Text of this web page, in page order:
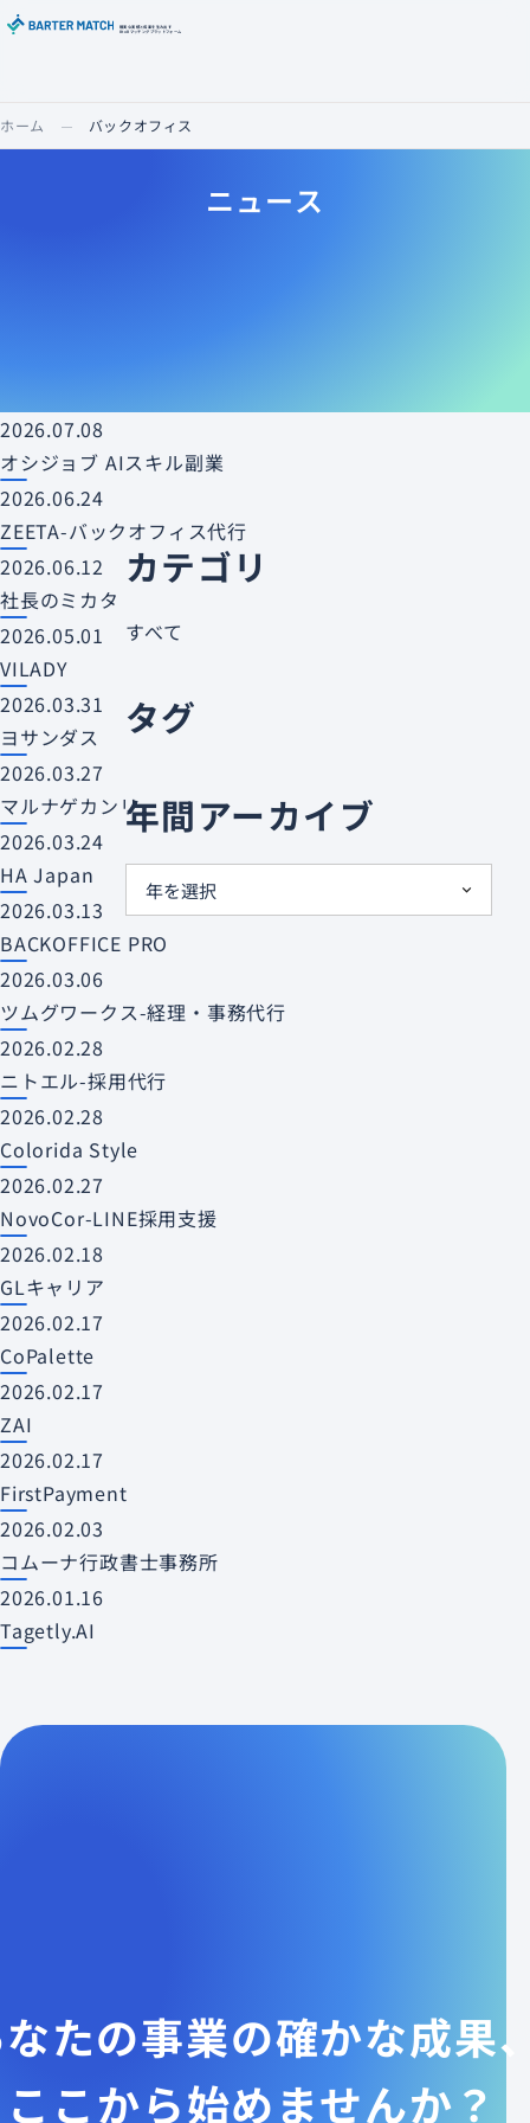
確実な実績と成果を生み出す
BtoBマッチングプラットフォーム
ホーム バックオフィス
ニュース
2026.07.08
オシジョブ AIスキル副業
2026.06.24
ZEETA-バックオフィス代行
2026.06.12
社長のミカタ
2026.05.01
VILADY
2026.03.31
ヨサンダス
2026.03.27
マルナゲカンリ
2026.03.24
HA Japan
2026.03.13
BACKOFFICE PRO
2026.03.06
ツムグワークス-経理・事務代行
2026.02.28
ニトエル-採用代行
2026.02.28
Colorida Style
2026.02.27
NovoCor-LINE採用支援
2026.02.18
GLキャリア
2026.02.17
CoPalette
2026.02.17
ZAI
2026.02.17
FirstPayment
2026.02.03
コムーナ行政書士事務所
2026.01.16
Tagetly.AI
カテゴリ
すべて
タグ
年間アーカイブ
たの事業の確かな成果
ここから始めませんか？